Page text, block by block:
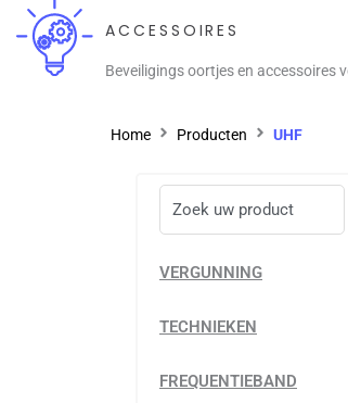
ACCESSOIRES
Beveiligings oortjes en accessoires
Home Producten UHF
VERGUNNING
TECHNIEKEN
FREQUENTIEBAND